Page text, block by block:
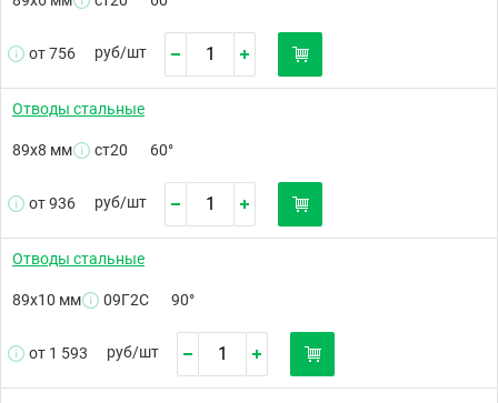
от 756 руб/шт
Отводы стальные
89х8 мм ст20 60°
от 936 руб/шт
Отводы стальные
89х10 мм 09Г2С 90°
от 1 593 руб/шт